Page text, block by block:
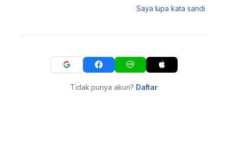
Saya lupa kata sandi
Tidak punya akun? Daftar